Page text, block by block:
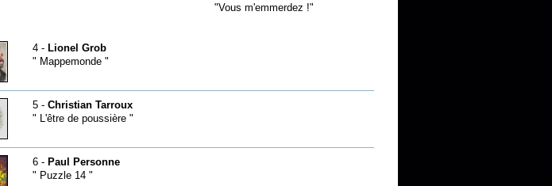
"Vous m'emmerdez !"
4 - Lionel Grob
" Mappemonde "
5 - Christian Tarroux
" L'être de poussière "
6 - Paul Personne
" Puzzle 14 "